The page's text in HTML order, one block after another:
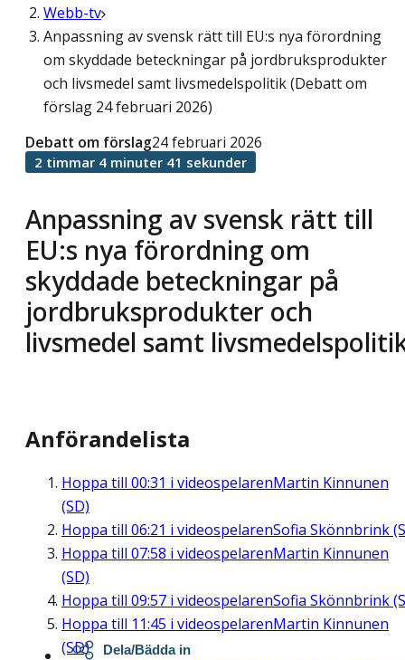
Webb-tv
Anpassning av svensk rätt till EU:s nya förordning
om skyddade beteckningar på jordbruksprodukter
och livsmedel samt livsmedelspolitik (Debatt om
förslag 24 februari 2026)
Anpassning av svensk rätt till
EU:s nya förordning om
skyddade beteckningar på
jordbruksprodukter och
livsmedel samt
Debatt om förslag24 februari 2026
2 timmar 4 minuter 41 sekunder
Anförandelista
Hoppa till 00:31 i videospelarenMartin Kinnunen
(SD)
Hoppa till 06:21 i videospelarenSofia Skönnbrink
Hoppa till 07:58 i videospelarenMartin Kinnunen
(SD)
Hoppa till 09:57 i videospelarenSofia Skönnbrink
Hoppa till 11:45 i videospelarenMartin Kinnunen
(SD)
Dela/Bädda in